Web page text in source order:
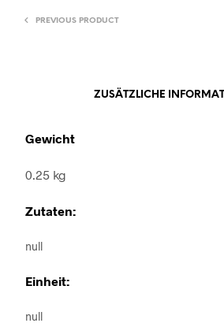
PREVIOUS PRODUCT
ZUSÄTZLICHE
Gewicht
0.25 kg
Zutaten:
null
Einheit:
null